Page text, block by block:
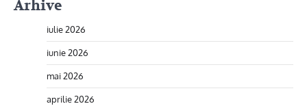
Arhive
iulie 2026
iunie 2026
mai 2026
aprilie 2026